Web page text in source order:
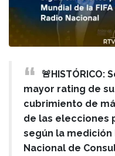
mayor rating de
cubrimiento de
de las elecciones
según la medición
Nacional de